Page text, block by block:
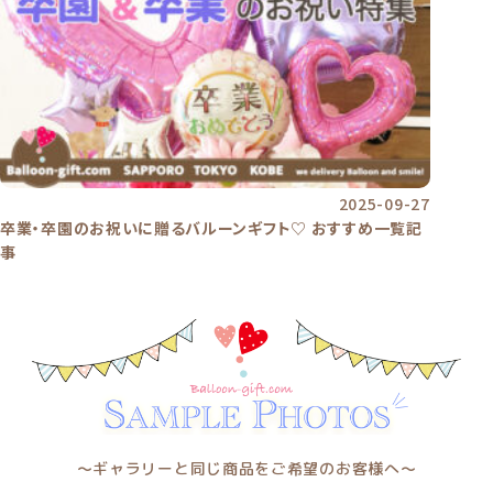
卒業・卒園のお祝いに贈るバルーンギフト♡ おすすめ一覧記
事
2025-09-27
〜ギャラリーと同じ商品をご希望のお客様へ〜